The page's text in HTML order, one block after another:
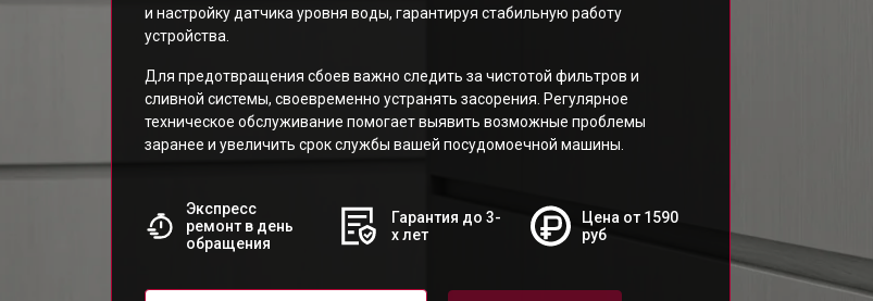
и настройку датчика уровня воды, гарантируя стабильную работу
устройства.
Для предотвращения сбоев важно следить за чистотой фильтров и
сливной системы, своевременно устранять засорения. Регулярное
техническое обслуживание помогает выявить возможные проблемы
заранее и увеличить срок службы вашей посудомоечной машины.
Экспресс
ремонт в день
обращения
Гарантия до 3-
х лет
Цена от 1590
руб